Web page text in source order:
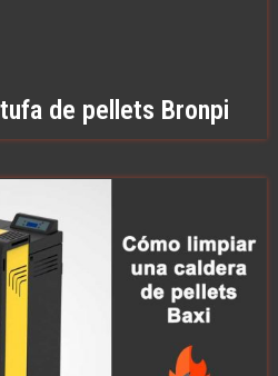
de pellets Bronpi